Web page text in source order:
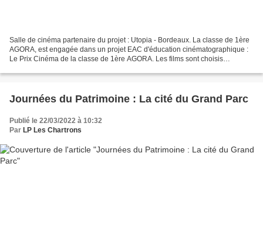
Salle de cinéma partenaire du projet : Utopia - Bordeaux. La classe de 1ère
AGORA, est engagée dans un projet EAC d'éducation cinématographique :
Le Prix Cinéma de la classe de 1ère AGORA. Les films sont choisis
Journées du Patrimoine : La cité du Grand Parc
Publié le 22/03/2022 à 10:32
Par LP Les Chartrons